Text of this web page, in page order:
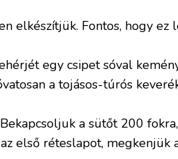
elkészítjük. Fontos, hogy
egy csipet sóval
a tojásos-túrós
a sütőt 200
első réteslapot,